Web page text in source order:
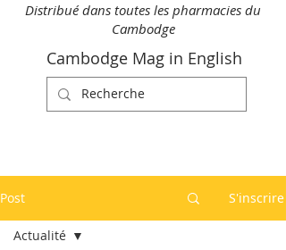
Distribué dans toutes les pharmacies du
Cambodge
Cambodge Mag in English
Post S'inscrire
Actualité